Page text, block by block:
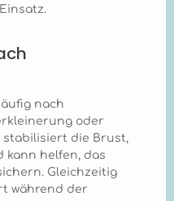
zu gewährleisten.
weiteren
beispielsweise
bei Lymphödemen? +
Ja, der Marena
Recovery B01G ist so
konzipiert, dass er
problemlos mit
anderen
Kompressionsartikeln
aus einem
weichen Material
gefertigt, das
verhindert. Dies sorgt
für hohen
Tragekomfort auch
über längere
Tragedauern hinweg,
was für die
postoperative
nach
oder
stabilisiert die Brust,
kann helfen, das
Gleichzeitig
während der